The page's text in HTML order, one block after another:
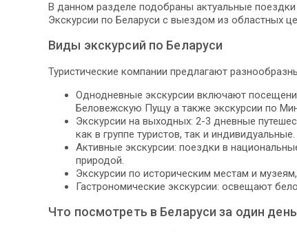
В данном разделе подобраны актуальные поездки
Экскурсии по Беларуси с выездом из областных
Виды экскурсий по Беларуси
Туристические компании предлагают
Однодневные экскурсии включают
Беловежскую Пущу а также экскурсии по
Экскурсии на выходных: 2-3 дневные
как в группе туристов, так и индивидуальные.
Активные экскурсии: поездки в
природой.
Экскурсии по историческим местам и
Гастрономические экскурсии: освещают
Что посмотреть в Беларуси за один